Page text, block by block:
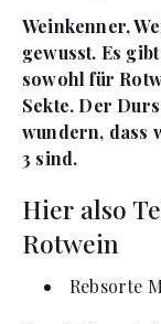
Weinkenner,
gewusst. Es
sowohl für
Sekte. Der
wundern, dass
3 sind.
Hier also
Rotwein
Rebsorte